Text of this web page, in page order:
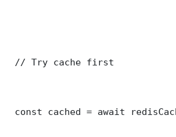
// Try cache first
const cached = await